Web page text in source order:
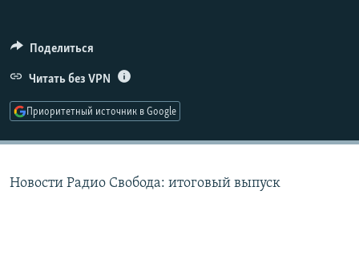
ПОДПИШИТЕСЬ НА РАССЫЛКУ
СОЦИАЛЬНЫЕ СЕТИ
Поделиться
Читать без VPN
Приоритетный источник в Google
Новости Радио Свобода: итоговый выпуск